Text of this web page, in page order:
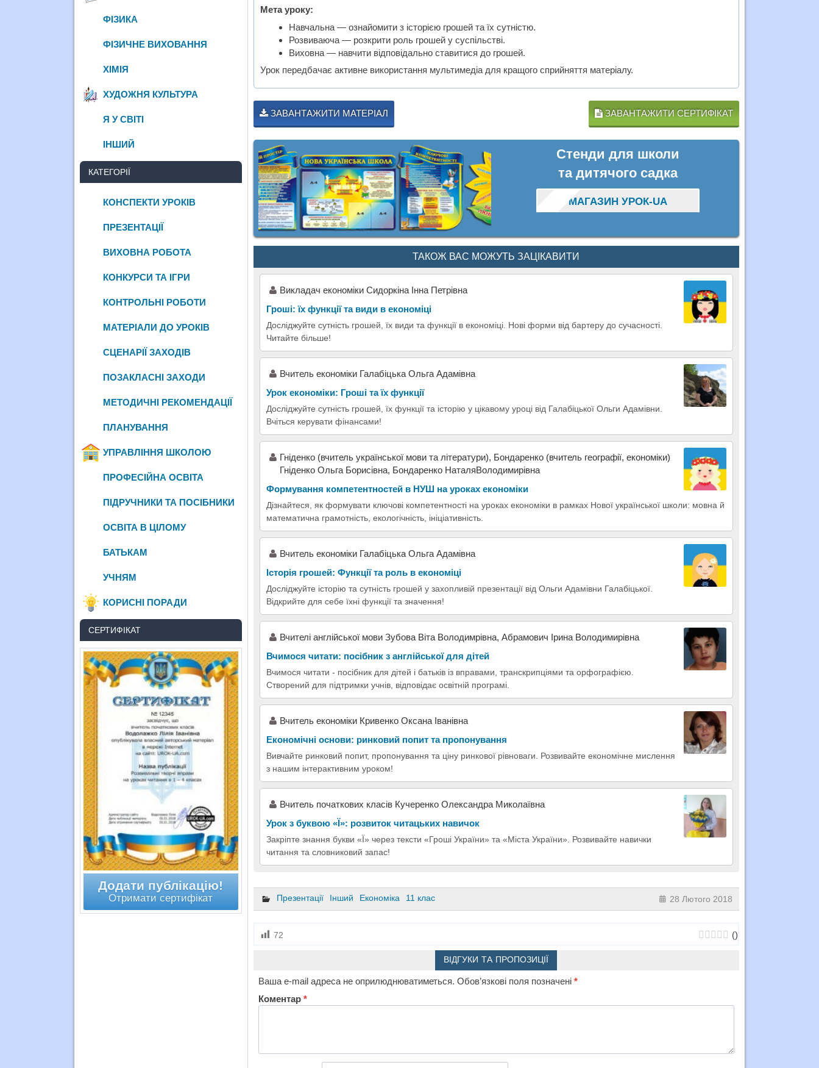
Мета уроку:
Навчальна — ознайомити з історією грошей та їх сутністю.
Розвиваюча — розкрити роль грошей у суспільстві.
Виховна — навчити відповідально ставитися до грошей.
Урок передбачає активне використання мультимедіа для кращого сприйняття матеріалу.
ЗАВАНТАЖИТИ МАТЕРІАЛ ЗАВАНТАЖИТИ СЕРТИФІКАТ
Стенди для школи
та дитячого садка
МАГАЗИН УРОК-UA
ТАКОЖ ВАС МОЖУТЬ ЗАЦІКАВИТИ
Викладач економіки Сидоркіна Інна Петрівна
Гроші: їх функції та види в економіці
Досліджуйте сутність грошей, їх види та функції в економіці. Нові форми від бартеру до сучасності.
Читайте більше!
Вчитель економіки Галабіцька Ольга Адамівна
Урок економіки: Гроші та їх функції
Досліджуйте сутність грошей, їх функції та історію у цікавому уроці від Галабіцької Ольги Адамівни.
Вчіться керувати фінансами!
Гніденко (вчитель української мови та літератури), Бондаренко (вчитель географії, економіки)
Гніденко Ольга Борисівна, Бондаренко НаталяВолодимирівна
Формування компетентностей в НУШ на уроках економіки
Дізнайтеся, як формувати ключові компетентності на уроках економіки в рамках Нової української школи: мовна й
математична грамотність, екологічність, ініціативність.
Вчитель економіки Галабіцька Ольга Адамівна
Історія грошей: Функції та роль в економіці
Досліджуйте історію та сутність грошей у захопливій презентації від Ольги Адамівни Галабіцької.
Відкрийте для себе їхні функції та значення!
Вчителі англійської мови Зубова Віта Володимрівна, Абрамович Ірина Володимирівна
Вчимося читати: посібник з англійської для дітей
Вчимося читати - посібник для дітей і батьків із вправами, транскрипціями та орфографією.
Створений для підтримки учнів, відповідає освітній програмі.
Вчитель економіки Кривенко Оксана Іванівна
Економічні основи: ринковий попит та пропонування
Вивчайте ринковий попит, пропонування та ціну ринкової рівноваги. Розвивайте економічне мислення
з нашим інтерактивним уроком!
Вчитель початкових класів Кучеренко Олександра Миколаївна
Урок з буквою «Ї»: розвиток читацьких навичок
Закріпте знання букви «Ї» через тексти «Гроші України» та «Міста України». Розвивайте навички
читання та словниковий запас!
Презентації Інший Економіка 11 клас 28 Лютого 2018
72 ()
ВІДГУКИ ТА ПРОПОЗИЦІЇ
Ваша e-mail адреса не оприлюднюватиметься. Обов’язкові поля позначені *
Коментар *
ФІЗИКА
ФІЗИЧНЕ ВИХОВАННЯ
ХІМІЯ
ХУДОЖНЯ КУЛЬТУРА
Я У СВІТІ
ІНШИЙ
КАТЕГОРІЇ
КОНСПЕКТИ УРОКІВ
ПРЕЗЕНТАЦІЇ
ВИХОВНА РОБОТА
КОНКУРСИ ТА ІГРИ
КОНТРОЛЬНІ РОБОТИ
МАТЕРІАЛИ ДО УРОКІВ
СЦЕНАРІЇ ЗАХОДІВ
ПОЗАКЛАСНІ ЗАХОДИ
МЕТОДИЧНІ РЕКОМЕНДАЦІЇ
ПЛАНУВАННЯ
УПРАВЛІННЯ ШКОЛОЮ
ПРОФЕСІЙНА ОСВІТА
ПІДРУЧНИКИ ТА ПОСІБНИКИ
ОСВІТА В ЦІЛОМУ
БАТЬКАМ
УЧНЯМ
КОРИСНІ ПОРАДИ
СЕРТИФІКАТ
Додати публікацію!
Отримати сертифікат